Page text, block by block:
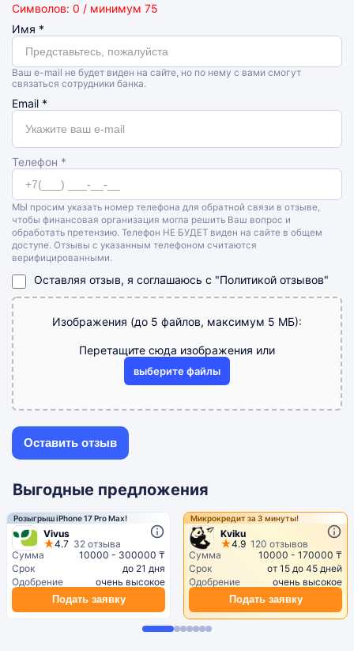
Символов: 0 / минимум 75
Имя *
Ваш e-mail не будет виден на сайте, но по нему с вами смогут
связаться сотрудники банка.
Email *
Телефон *
МЫ просим указать номер телефона для обратной связи в отзыве,
чтобы финансовая организация могла решить Ваш вопрос и
обработать претензию. Телефон НЕ БУДЕТ виден на сайте в общем
доступе. Отзывы с указанным телефоном считаются
верифицированными.
Оставляя отзыв, я соглашаюсь с "Политикой отзывов"
Изображения (до 5 файлов, максимум 5 МБ):
Перетащите сюда изображения или
выберите файлы
Выгодные предложения
Розыгрыш iPhone 17 Pro Max!
Vivus
4.7 32 отзыва
Сумма
10000 - 300000 ₸
Срок
до 21 дня
Одобрение
очень высокое
Подать заявку
Микрокредит за 3 минуты!
Kviku
4.9 120 отзывов
Сумма
10000 - 170000 ₸
Срок
от 15 до 45 дней
Одобрение
очень высокое
Подать заявку